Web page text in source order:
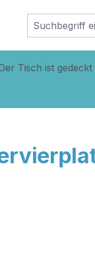
Tisch ist gedeckt